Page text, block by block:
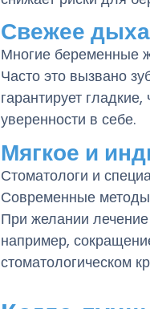
Свежее
Многие беременные
Часто это вызвано
гарантирует
уверенности в себе.
Мягкое и
Стоматологи и
Современные
При желании
например,
стоматологическом